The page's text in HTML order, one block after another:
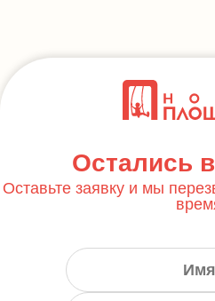
Остались
Оставьте заявку и мы